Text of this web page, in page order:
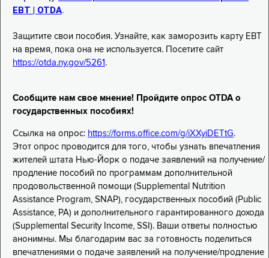
EBT | OTDA.
Защитите свои пособия. Узнайте, как заморозить карту EBT
на время, пока она не используется. Посетите сайт
https://otda.ny.gov/5261 .
Сообщите нам свое мнение! Пройдите опрос OTDA о
государственных пособиях!
Ссылка на опрос: https://forms.office.com/g/iXXyiDETtG.
Этот опрос проводится для того, чтобы узнать впечатления
жителей штата Нью-Йорк о подаче заявлений на получение/
продление пособий по программам дополнительной
продовольственной помощи (Supplemental Nutrition
Assistance Program, SNAP), государственных пособий (Public
Assistance, PA) и дополнительного гарантированного дохода
(Supplemental Security Income, SSI). Ваши ответы полностью
анонимны. Мы благодарим вас за готовность поделиться
впечатлениями о подаче заявлений на получение/продление